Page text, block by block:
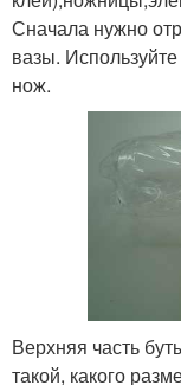
Сначала нужно
вазы.
нож.
Верхняя часть
такой, какого